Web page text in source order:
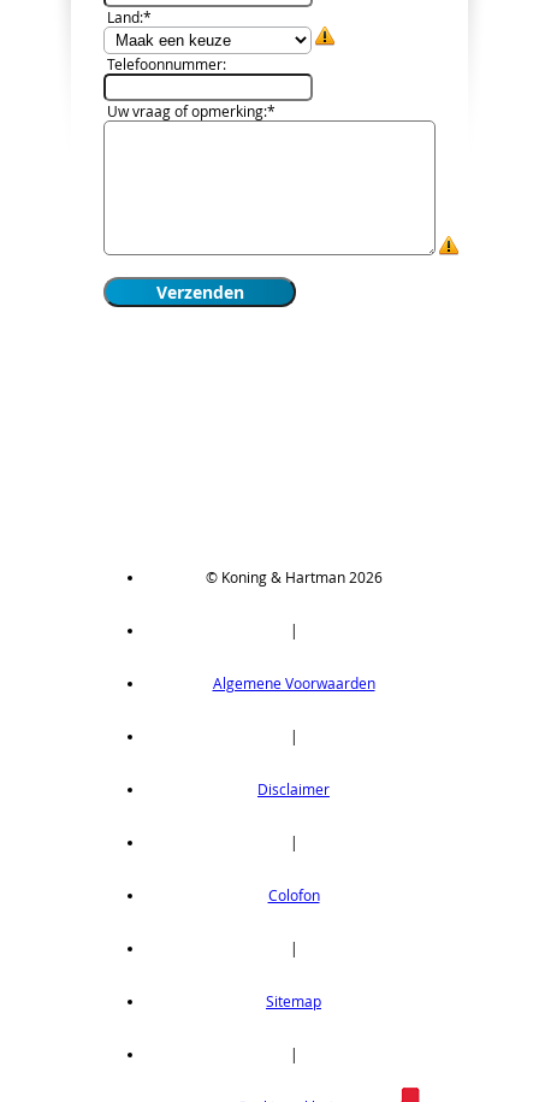
Land:*
Telefoonnummer:
Uw vraag of opmerking:*
© Koning & Hartman 2026
|
Algemene Voorwaarden
|
Disclaimer
|
Colofon
|
Sitemap
|